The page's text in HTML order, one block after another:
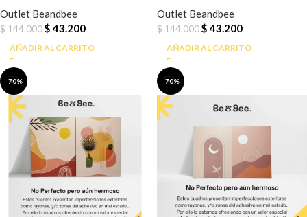
Outlet Beandbee
$144.000$43.200
AÑADIR AL CARRITO
Outlet Beandbee
$144.000$43.200
AÑADIR AL CARRITO
-70% -70%